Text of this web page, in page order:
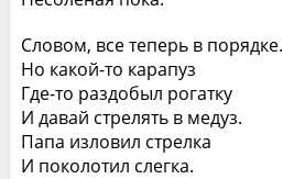
Словом, все теперь в порядке.
Но какой-то карапуз
Где-то раздобыл рогатку
И давай стрелять в медуз.
Папа изловил стрелка
И поколотил слегка.